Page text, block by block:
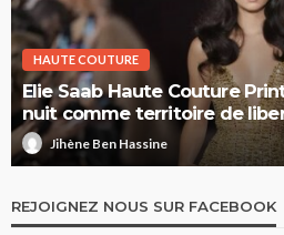
HAUTE COUTURE
Elie Saab Haute Couture
nuit comme territoire de
Jihène Ben Hassine
REJOIGNEZ NOUS SUR FACEBOOK